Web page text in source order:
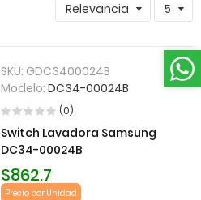
Relevancia 5
SKU: GDC3400024B
Modelo:DC34-00024B
(0)
Switch Lavadora Samsung
DC34-00024B
$862.7
Precio por Unidad